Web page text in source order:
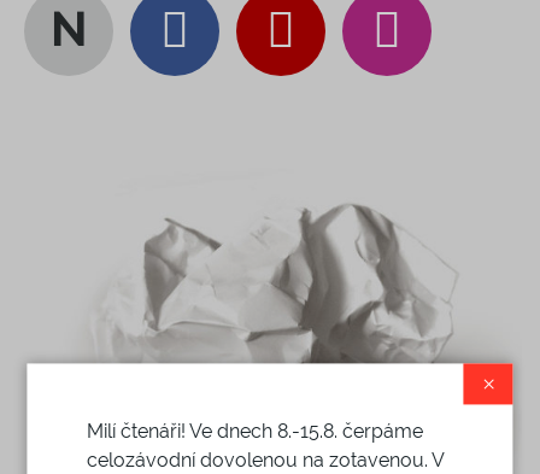
N
×
Milí čtenáři! Ve dnech 8.-15.8. čerpáme
celozávodní dovolenou na zotavenou. V